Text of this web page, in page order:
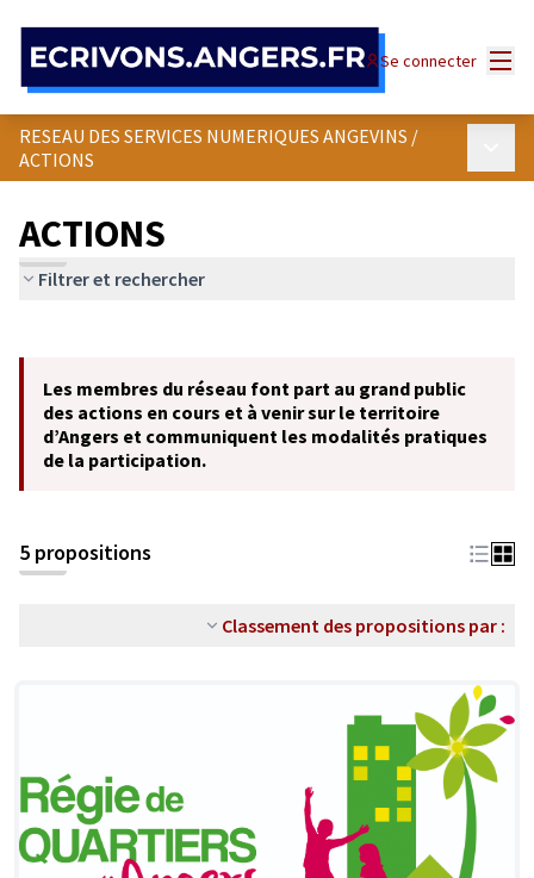
Se connecter
RESEAU DES SERVICES NUMERIQUES ANGEVINS /
ACTIONS
ACTIONS
Filtrer et rechercher
−
Les membres du réseau font part au grand public
des actions en cours et à venir sur le territoire
d’Angers et communiquent les modalités pratiques
de la participation.
5 propositions
Classement des propositions par :